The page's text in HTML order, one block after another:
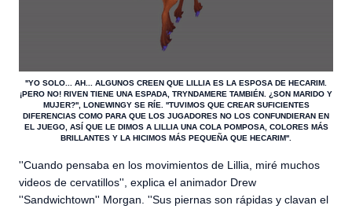
''YO SOLO... AH... ALGUNOS CREEN QUE LILLIA ES LA ESPOSA DE HECARIM.
¡PERO NO! RIVEN TIENE UNA ESPADA, TRYNDAMERE TAMBIÉN. ¿SON MARIDO Y
MUJER?'', LONEWINGY SE RÍE. ''TUVIMOS QUE CREAR SUFICIENTES
DIFERENCIAS COMO PARA QUE LOS JUGADORES NO LOS CONFUNDIERAN EN
EL JUEGO, ASÍ QUE LE DIMOS A LILLIA UNA COLA POMPOSA, COLORES MÁS
BRILLANTES Y LA HICIMOS MÁS PEQUEÑA QUE HECARIM''.
''Cuando pensaba en los movimientos de Lillia, miré muchos
videos de cervatillos'', explica el animador Drew
''Sandwichtown'' Morgan. ''Sus piernas son rápidas y clavan el